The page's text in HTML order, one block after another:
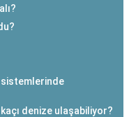
sistemlerinde
denize ulaşabiliyor?